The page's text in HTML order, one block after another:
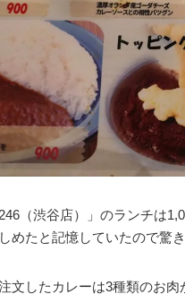
（渋谷店）」のランチは
めたと記憶していたので驚き
文したカレーは3種類のお肉